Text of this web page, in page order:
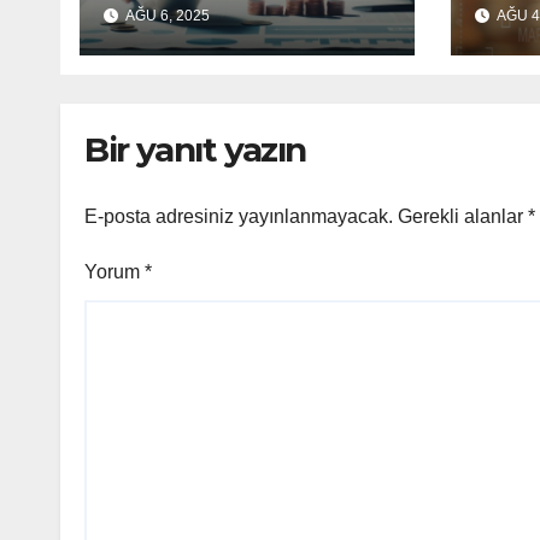
AĞU 6, 2025 AĞU
Bir yanıt yazın
E-posta adresiniz yayınlanmayacak. Gerekli alanlar *
Yorum *